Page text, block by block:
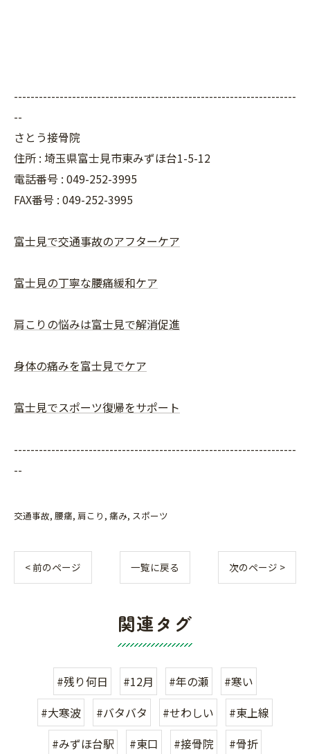
--------------------------------------------------------------------
--
さとう接骨院
住所 : 埼玉県富士見市東みずほ台1-5-12
電話番号 : 049-252-3995
FAX番号 : 049-252-3995
富士見で交通事故のアフターケア
富士見の丁寧な腰痛緩和ケア
肩こりの悩みは富士見で解消促進
身体の痛みを富士見でケア
富士見でスポーツ復帰をサポート
--------------------------------------------------------------------
--
交通事故 腰痛 肩こり 痛み スポーツ
< 前のページ 一覧に戻る 次のページ >
関連タグ
#残り何日 #12月 #年の瀬
#寒い
#大寒波
#バタバタ #せわしい
#東上線
#みずほ台駅
#東口 #接骨院
#骨折